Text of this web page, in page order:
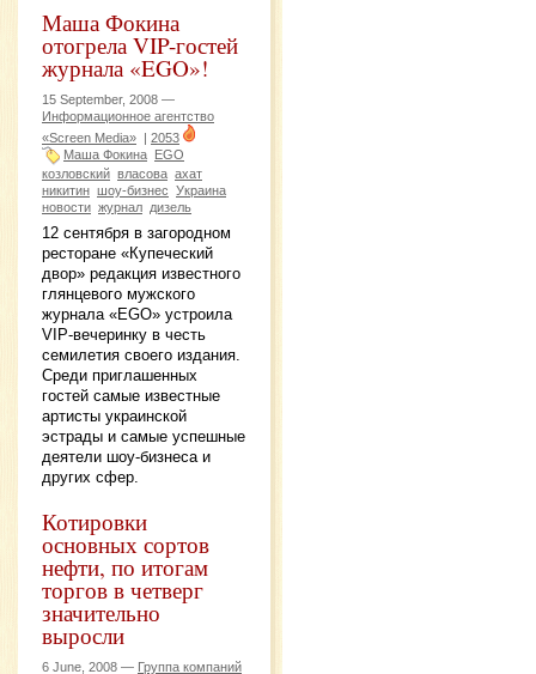
Маша Фокина
отогрела VIP-гостей
журнала «EGO»!
15 September, 2008 —
Информационное агентство
«Screen Media» | 2053
Маша Фокина EGO
козловский власова ахат
никитин шоу-бизнес Украина
новости журнал дизель
12 сентября в загородном
ресторане «Купеческий
двор» редакция известного
глянцевого мужского
журнала «EGO» устроила
VIP-вечеринку в честь
семилетия своего издания.
Среди приглашенных
гостей самые известные
артисты украинской
эстрады и самые успешные
деятели шоу-бизнеса и
других сфер.
Котировки
основных сортов
нефти, по итогам
торгов в четверг
значительно
выросли
6 June, 2008 — Группа компаний